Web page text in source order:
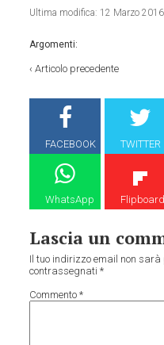
Ultima modifica: 12 Marzo
Argomenti:
‹Articolo precedente
FACEBOOK TWITTER
WhatsApp Flipboard
Lascia un
Il tuo indirizzo email non
contrassegnati*
Commento*